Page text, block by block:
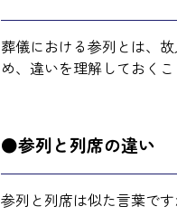
葬儀における参列とは、
め、違いを理解しておくこ
●参列と列席の違い
参列と列席は似た言葉で